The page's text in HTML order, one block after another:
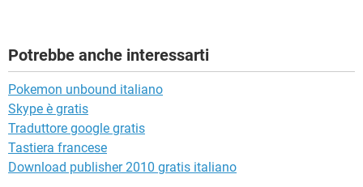
Potrebbe anche interessarti
Pokemon unbound italiano
Skype è gratis
Traduttore google gratis
Tastiera francese
Download publisher 2010 gratis italiano